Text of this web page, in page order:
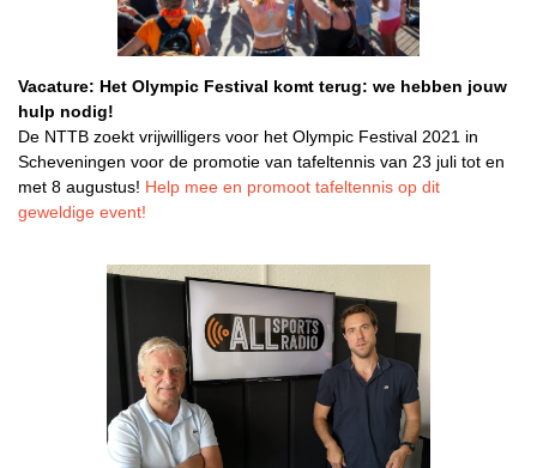
Vacature: Het Olympic Festival komt terug: we hebben jouw
hulp nodig!
De NTTB zoekt vrijwilligers voor het Olympic Festival 2021 in
Scheveningen voor de promotie van tafeltennis van 23 juli tot en
met 8 augustus! Help mee en promoot tafeltennis op dit
geweldige event!